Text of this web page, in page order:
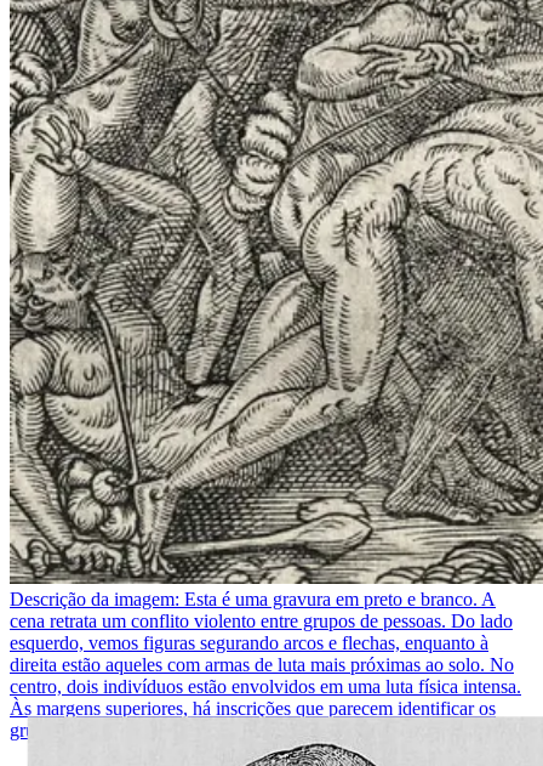
Descrição da imagem: Esta é uma gravura em preto e branco. A
cena retrata um conflito violento entre grupos de pessoas. Do lado
esquerdo, vemos figuras segurando arcos e flechas, enquanto à
direita estão aqueles com armas de luta mais próximas ao solo. No
centro, dois indivíduos estão envolvidos em uma luta física intensa.
Às margens superiores, há inscrições que parecem identificar os
grupos envolvidos no conflito.